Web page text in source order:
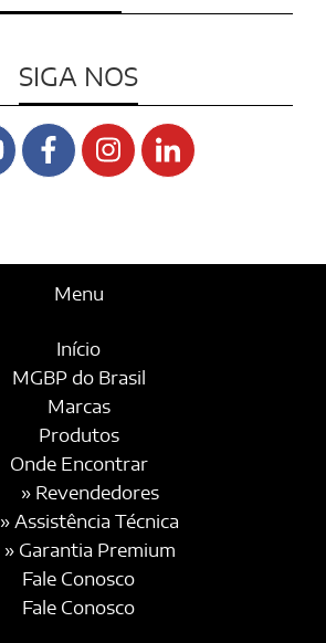
SIGA NOS
Menu
Início
MGBP do Brasil
Marcas
Produtos
Onde Encontrar
» Revendedores
» Assistência Técnica
» Garantia Premium
Fale Conosco
Fale Conosco